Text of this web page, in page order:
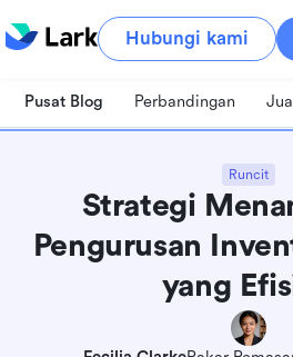
Hubungi kami
Pusat Blog Perbandingan
Runcit
Strategi
Pengurusan
yang